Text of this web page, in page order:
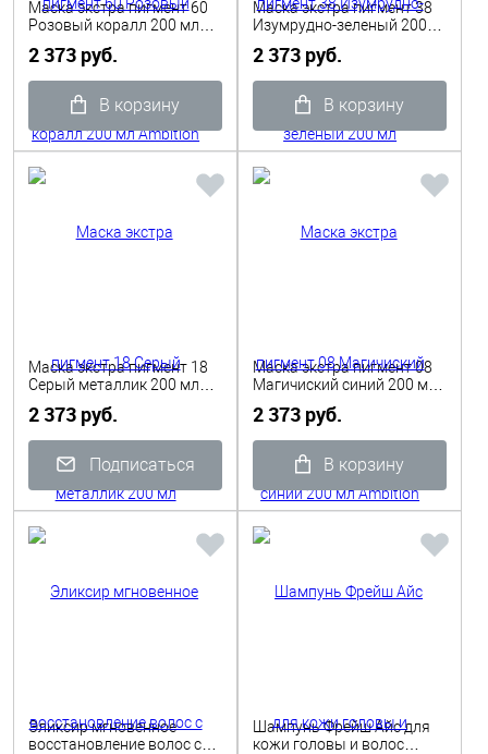
Маска экстра пигмент 60
Розовый коралл 200 мл
2 373 руб.
В корзину
Маска экстра пигмент 38
Изумрудно-зеленый 200
2 373 руб.
В корзину
Маска экстра пигмент 18
Серый металлик 200 мл
2 373 руб.
Подписаться
Маска экстра пигмент 08
Магичиский синий 200 мл
2 373 руб.
В корзину
Эликсир мгновенное
восстановление волос с
Шампунь Фрейш Айс для
кожи головы и волос